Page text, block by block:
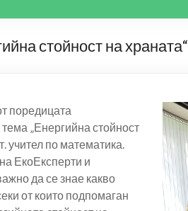
стойност на храната“
поредицата
тема „Енергийна стойност
учител по математика.
ЕкоЕксперти и
да се знае какво
от които подпомаган